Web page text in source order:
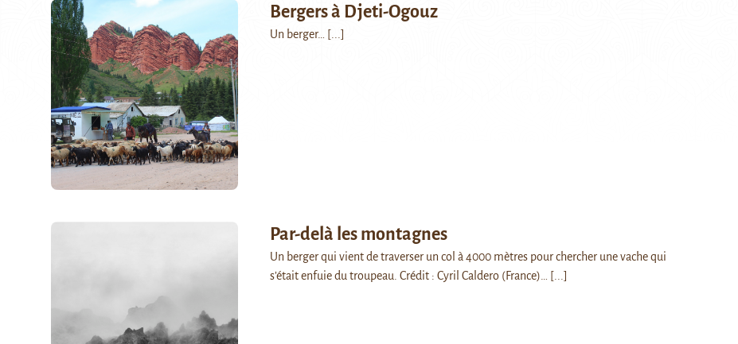
Bergers à Djeti-Ogouz
Un berger… [...]
Par-delà les montagnes
Un berger qui vient de traverser un col à 4000 mètres pour chercher une vache qui
s’était enfuie du troupeau. Crédit : Cyril Caldero (France)…
[...]